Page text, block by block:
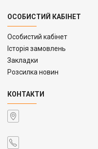
ОСОБИСТИЙ КАБІНЕТ
Особистий кабінет
Історія замовлень
Закладки
Розсилка новин
КОНТАКТИ